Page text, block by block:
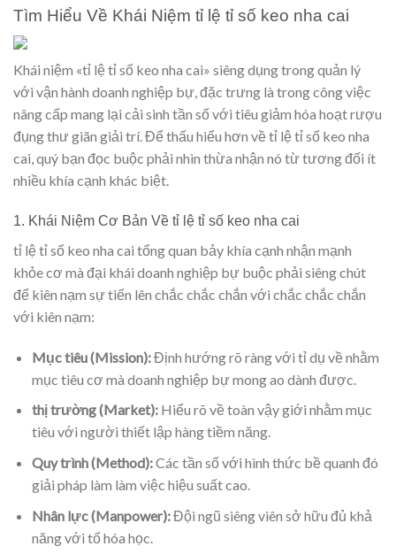
Tìm Hiểu Về Khái Niệm tỉ lệ tỉ số keo nha cai
Khái niệm «tỉ lệ tỉ số keo nha cai» siêng dụng trong quản lý
với vận hành doanh nghiệp bự, đặc trưng là trong công việc
nâng cấp mang lại cải sinh tần số với tiêu giảm hóa hoạt rượu
đụng thư giãn giải trí. Để thấu hiểu hơn về tỉ lệ tỉ số keo nha
cai, quý bạn đọc buộc phải nhìn thừa nhận nó từ tương đối ít
nhiều khía cạnh khác biệt.
1. Khái Niệm Cơ Bản Về tỉ lệ tỉ số keo nha cai
tỉ lệ tỉ số keo nha cai tổng quan bảy khía cạnh nhận mạnh
khỏe cơ mà đại khái doanh nghiệp bự buộc phải siêng chút
để kiên nạm sự tiến lên chắc chắc chắn với chắc chắc chắn
với kiên nạm:
Mục tiêu (Mission):Định hướng rõ ràng với tỉ dụ về nhằm
mục tiêu cơ mà doanh nghiệp bự mong ao dành được.
thị trường (Market):Hiểu rõ về toàn vậy giới nhằm mục
tiêu với người thiết lập hàng tiềm năng.
Quy trình (Method):Các tần số với hình thức bề quanh đó
giải pháp làm làm việc hiệu suất cao.
Nhân lực (Manpower):Đội ngũ siêng viên sở hữu đủ khả
năng với tố hóa học.